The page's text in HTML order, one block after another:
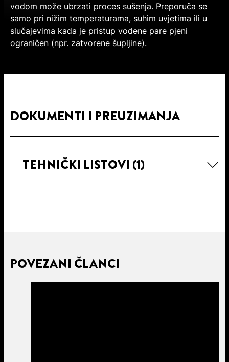
vodom može ubrzati proces sušenja. Preporuča se
samo pri nižim temperaturama, suhim uvjetima ili u
slučajevima kada je pristup vodene pare pjeni
ograničen (npr. zatvorene šupljine).
DOKUMENTI I PREUZIMANJA
TEHNIČKI LISTOVI (1)
POVEZANI ČLANCI